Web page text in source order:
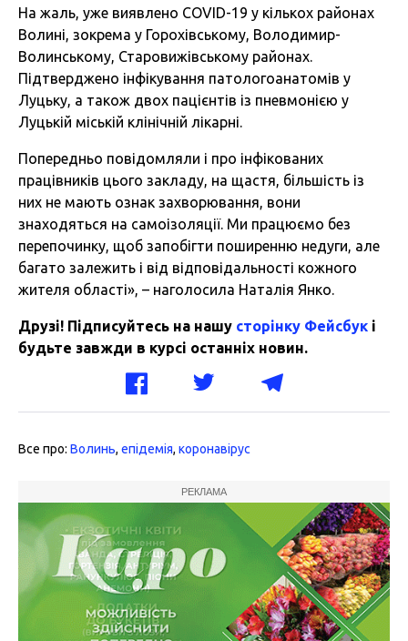
На жаль, уже виявлено COVID-19 у кількох районах
Волині, зокрема у Горохівському, Володимир-
Волинському, Старовижівському районах.
Підтверджено інфікування патологоанатомів у
Луцьку, а також двох пацієнтів із пневмонією у
Луцькій міській клінічній лікарні.
Попередньо повідомляли і про інфікованих
працівників цього закладу, на щастя, більшість із
них не мають ознак захворювання, вони
знаходяться на самоізоляції. Ми працюємо без
перепочинку, щоб запобігти поширенню недуги, але
багато залежить і від відповідальності кожного
жителя області», – наголосила Наталія Янко.
Друзі! Підписуйтесь на нашу сторінку Фейсбук і
будьте завжди в курсі останніх новин.
Все про: Волинь, епідемія, коронавірус
РЕКЛАМА